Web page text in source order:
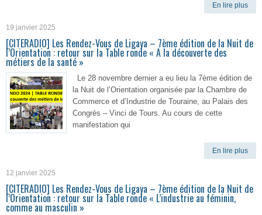
En lire plus
19 janvier 2025
[CITERADIO] Les Rendez-Vous de Ligaya – 7ème édition de la Nuit de
l’Orientation : retour sur la Table ronde « A la découverte des
métiers de la santé »
Le 28 novembre dernier a eu lieu la 7ème édition de
la Nuit de l’Orientation organisée par la Chambre de
Commerce et d’Industrie de Touraine, au Palais des
Congrès – Vinci de Tours. Au cours de cette
manifestation qui
En lire plus
12 janvier 2025
[CITERADIO] Les Rendez-Vous de Ligaya – 7ème édition de la Nuit de
l’Orientation : retour sur la Table ronde « L’industrie au féminin,
comme au masculin »